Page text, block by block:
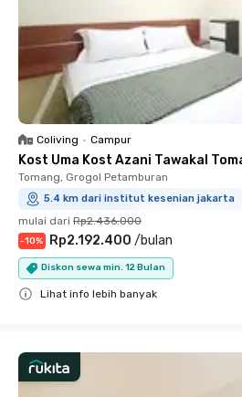
Coliving • Campur
Kost Uma Kost Azani Tawakal
Tomang, Grogol Petamburan
5.4 km dari institut kesenian jakarta
mulai dari Rp2.436.000
-10% Rp2.192.400 /bulan
Diskon sewa min. 12 Bulan
Lihat info lebih banyak